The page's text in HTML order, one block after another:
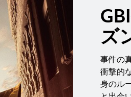
ズ
事件の
衝撃的
身のル